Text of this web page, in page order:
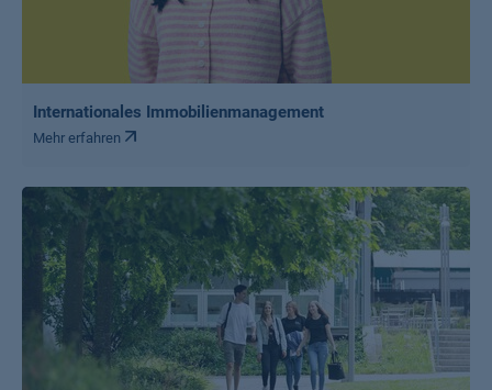
Internationales Immobilienmanagement
Mehr erfahren